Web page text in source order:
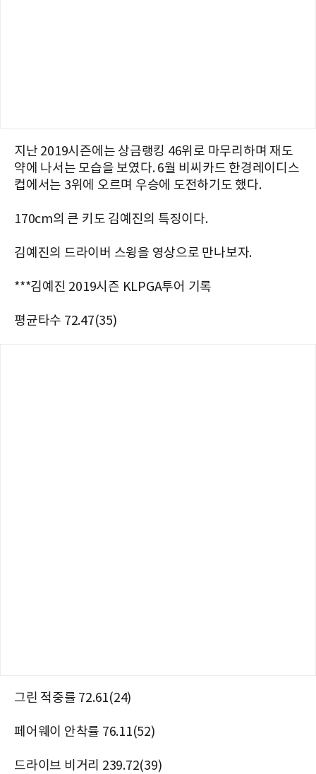
지난 2019시즌에는 상금랭킹 46위로 마무리하며 재도
약에 나서는 모습을 보였다. 6월 비씨카드 한경레이디스
컵에서는 3위에 오르며 우승에 도전하기도 했다.
170cm의 큰 키도 김예진의 특징이다.
김예진의 드라이버 스윙을 영상으로 만나보자.
***김예진 2019시즌 KLPGA투어 기록
평균타수 72.47(35)
그린 적중률 72.61(24)
페어웨이 안착률 76.11(52)
드라이브 비거리 239.72(39)